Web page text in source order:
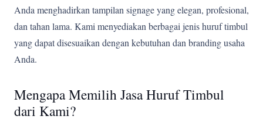
Anda menghadirkan tampilan signage yang elegan, profesional,
dan tahan lama. Kami menyediakan berbagai jenis huruf timbul
yang dapat disesuaikan dengan kebutuhan dan branding usaha
Anda.
Mengapa Memilih Jasa Huruf Timbul
dari Kami?